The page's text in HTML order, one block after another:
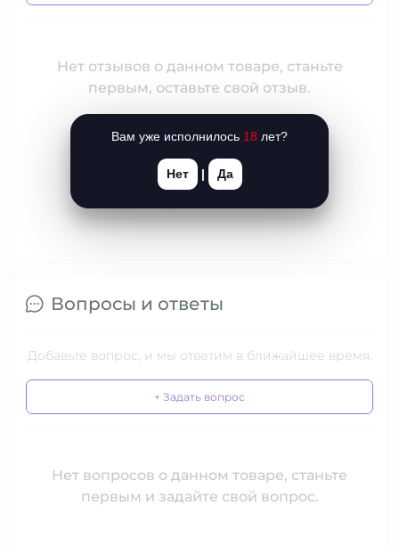
Нет отзывов о данном товаре, станьте
первым, оставьте свой отзыв.
Вопросы и ответы
Добавьте вопрос, и мы ответим в ближайшее время.
+ Задать вопрос
Нет вопросов о данном товаре, станьте
первым и задайте свой вопрос.
Вам уже исполнилось 18 лет?
Нет | Да